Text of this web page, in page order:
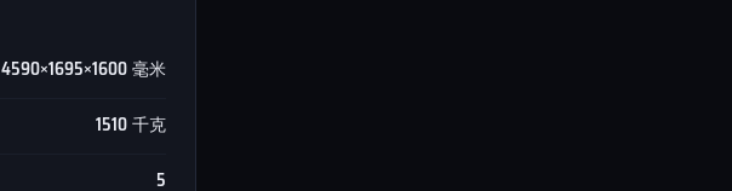
4590×1695×1600 毫米
1510 千克
5